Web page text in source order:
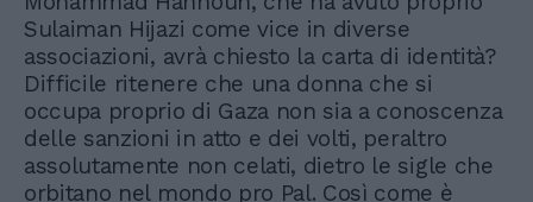
Sulaiman Hijazi come vice in diverse
associazioni, avrà chiesto la carta di identità?
Difficile ritenere che una donna che si
occupa proprio di Gaza non sia a conoscenza
delle sanzioni in atto e dei volti, peraltro
assolutamente non celati, dietro le sigle che
orbitano nel mondo pro Pal. Così come è